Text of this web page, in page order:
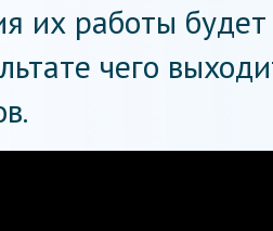
их работы
чего